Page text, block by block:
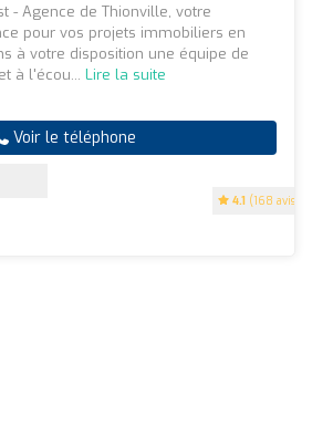
4.1 (168 avis)
- Agence de Thionville, votre
pour vos projets immobiliers en
à votre disposition une équipe de
à l'écou... Lire la suite
Voir le téléphone